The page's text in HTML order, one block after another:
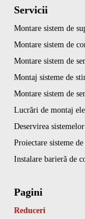
Servicii
Montare sistem de
Montare sistem de
Montare sistem de
Montaj sisteme de
Montare sistem de
Lucrări de montaj
Deservirea
Proiectare sisteme
Instalare barieră de
Pagini
Reduceri